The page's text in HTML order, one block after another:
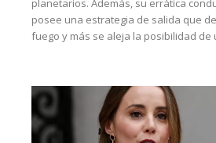
planetarios. Además, su errática
posee una estrategia de salida que
fuego y más se aleja la posibilidad de